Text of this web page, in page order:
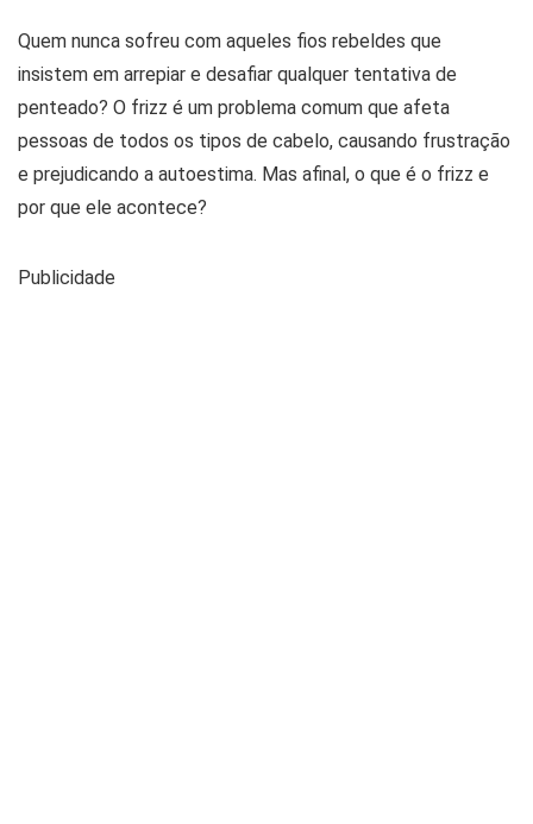
Quem nunca sofreu com aqueles fios rebeldes que
insistem em arrepiar e desafiar qualquer tentativa de
penteado? O frizz é um problema comum que afeta
pessoas de todos os tipos de cabelo, causando frustração
e prejudicando a autoestima. Mas afinal, o que é o frizz e
por que ele acontece?
Publicidade